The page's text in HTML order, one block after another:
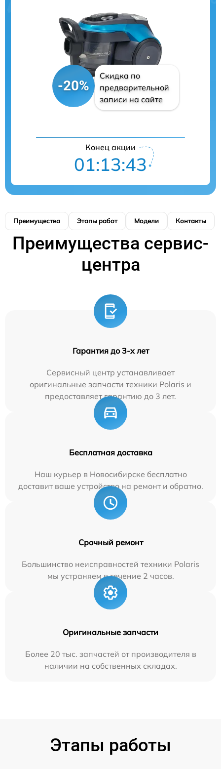
-20%
Скидка по
предварительной
записи на сайте
Конец акции
01:13:43
Преимущества Этапы работ Модели Контакты
Преимущества сервис-
центра
Гарантия до 3-х лет
Сервисный центр устанавливает
оригинальные запчасти техники Polaris и
предоставляет гарантию до 3 лет.
Бесплатная доставка
Наш курьер в Новосибирске бесплатно
доставит ваше устройство на ремонт и обратно.
Срочный ремонт
Большинство неисправностей техники Polaris
мы устраняем в течение 2 часов.
Оригинальные запчасти
Более 20 тыс. запчастей от производителя в
наличии на собственных складах.
Этапы работы